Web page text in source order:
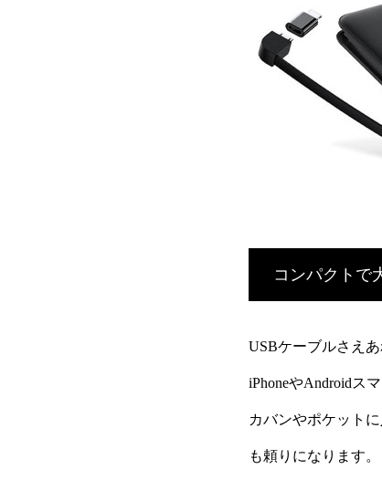
コンパクトで
USBケーブルさえ
iPhoneやAndroidス
カバンやポケット
も頼りになります。